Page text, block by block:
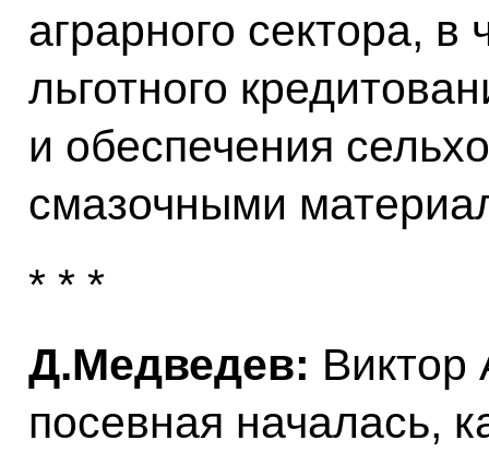
аграрного сектора, в
льготного
и обеспечения
смазочными
* * *
Д.Медведев: Виктор
посевная началась,